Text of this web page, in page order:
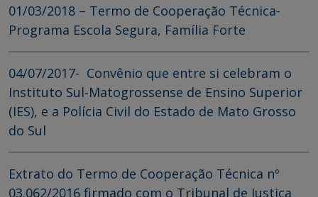
01/03/2018 – Termo de Cooperação Técnica-
Programa Escola Segura, Família Forte
04/07/2017- Convênio que entre si celebram o
Instituto Sul-Matogrossense de Ensino Superior
(IES), e a Polícia Civil do Estado de Mato Grosso
do Sul
Extrato do Termo de Cooperação Técnica nº
03.062/2016 firmado com o Tribunal de Justiça